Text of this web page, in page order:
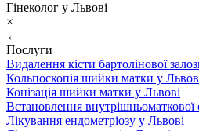
Гінеколог у Львові
×
←
Послуги
Видалення кісти бартолінової
Кольпоскопія шийки матки у
Конізація шийки матки у Львові
Встановлення внутрішньоматкової
Лікування ендометріозу у Львові